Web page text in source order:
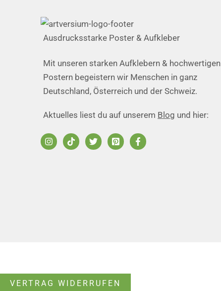
Ausdrucksstarke Poster & Aufkleber
Mit unseren starken Aufklebern & hochwertigen
Postern begeistern wir Menschen in ganz
Deutschland, Österreich und der Schweiz.
Aktuelles liest du auf unserem Blog und hier:
VERTRAG WIDERRUFEN